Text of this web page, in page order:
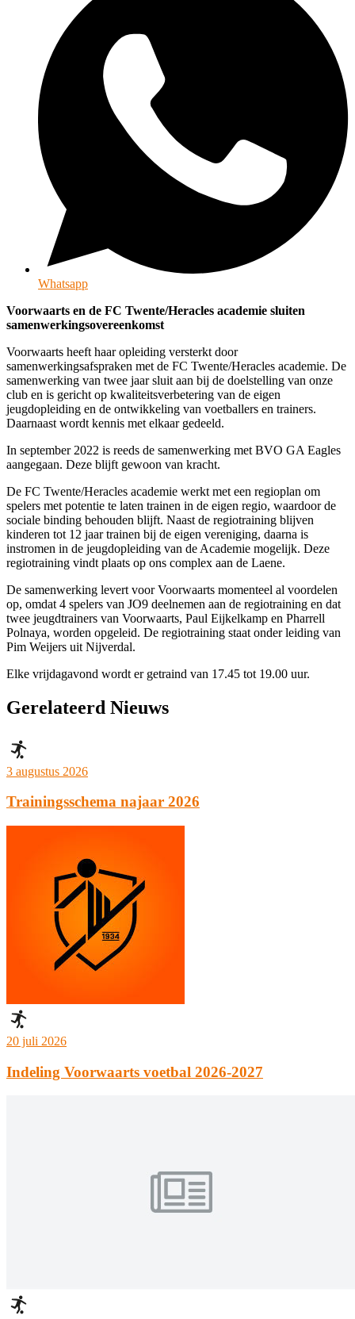
Whatsapp
Voorwaarts en de FC Twente/Heracles academie sluiten
samenwerkingsovereenkomst
Voorwaarts heeft haar opleiding versterkt door
samenwerkingsafspraken met de FC Twente/Heracles academie. De
samenwerking van twee jaar sluit aan bij de doelstelling van onze
club en is gericht op kwaliteitsverbetering van de eigen
jeugdopleiding en de ontwikkeling van voetballers en trainers.
Daarnaast wordt kennis met elkaar gedeeld.
In september 2022 is reeds de samenwerking met BVO GA Eagles
aangegaan. Deze blijft gewoon van kracht.
De FC Twente/Heracles academie werkt met een regioplan om
spelers met potentie te laten trainen in de eigen regio, waardoor de
sociale binding behouden blijft. Naast de regiotraining blijven
kinderen tot 12 jaar trainen bij de eigen vereniging, daarna is
instromen in de jeugdopleiding van de Academie mogelijk. Deze
regiotraining vindt plaats op ons complex aan de Laene.
De samenwerking levert voor Voorwaarts momenteel al voordelen
op, omdat 4 spelers van JO9 deelnemen aan de regiotraining en dat
twee jeugdtrainers van Voorwaarts, Paul Eijkelkamp en Pharrell
Polnaya, worden opgeleid. De regiotraining staat onder leiding van
Pim Weijers uit Nijverdal.
Elke vrijdagavond wordt er getraind van 17.45 tot 19.00 uur.
Gerelateerd Nieuws
3 augustus 2026
Trainingsschema najaar 2026
20 juli 2026
Indeling Voorwaarts voetbal 2026-2027